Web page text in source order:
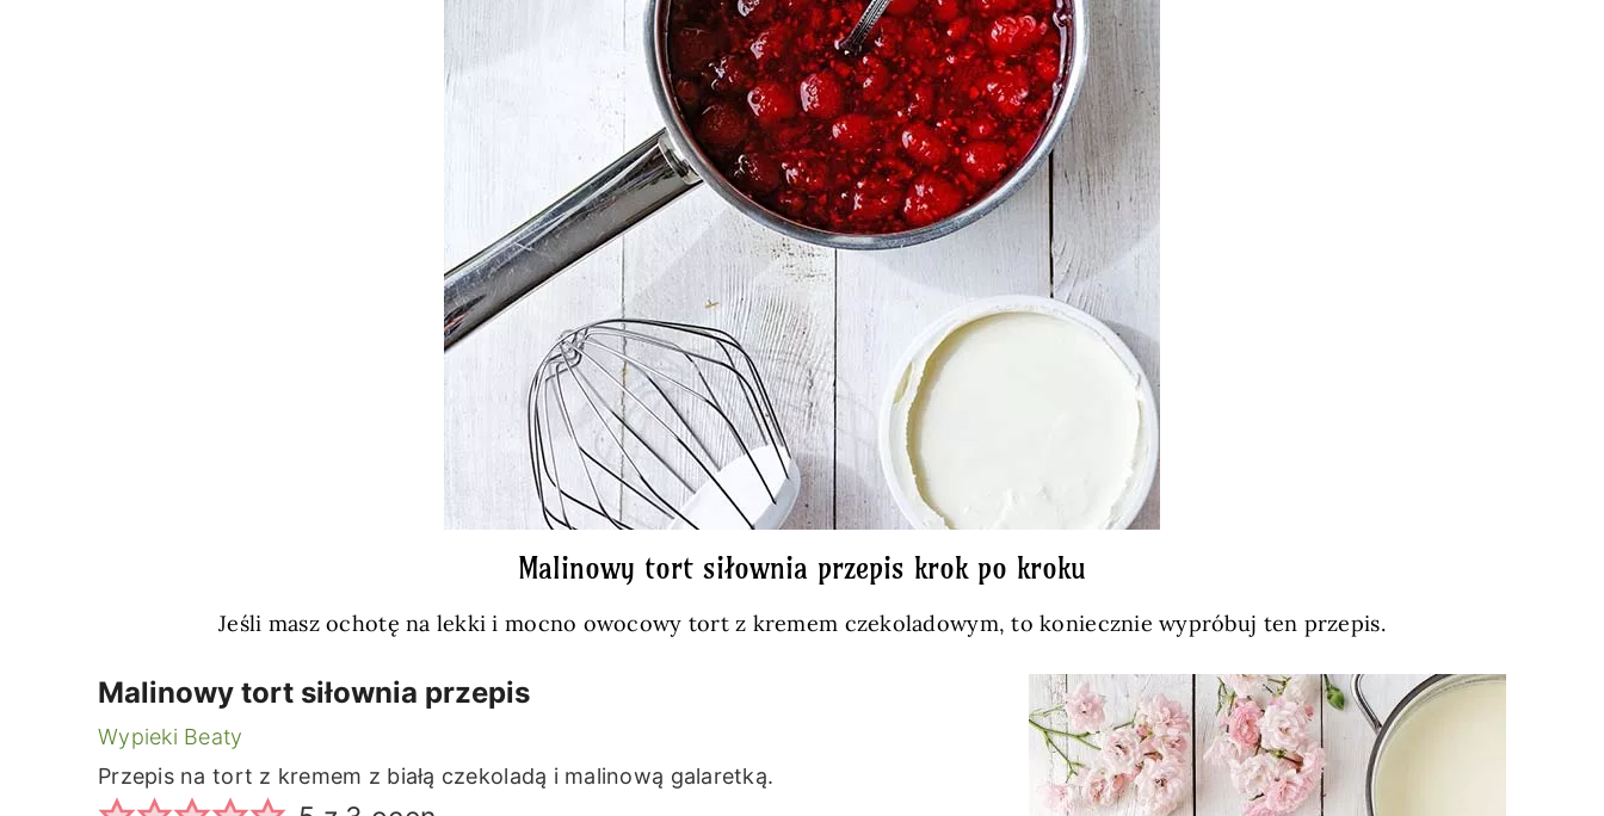
Malinowy tort siłownia przepis krok po kroku
Jeśli masz ochotę na lekki i mocno owocowy tort z kremem czekoladowym, to koniecznie wypróbuj ten przepis.
Malinowy tort siłownia przepis
Wypieki Beaty
Przepis na tort z kremem z białą czekoladą i malinową galaretką.